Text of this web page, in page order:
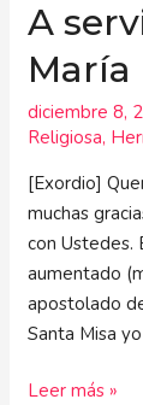
A
María
diciembre 8,
Religiosa,
[Exordio]
muchas
con Ustedes.
aumentado
apostolado
Santa Misa
Leer más »